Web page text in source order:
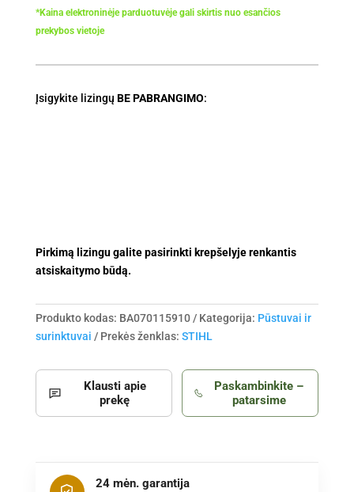
*Kaina elektroninėje parduotuvėje gali skirtis nuo esančios
prekybos vietoje
Įsigykite lizingų BE PABRANGIMO:
Pirkimą lizingu galite pasirinkti krepšelyje renkantis
atsiskaitymo būdą.
Produkto kodas: BA070115910 Kategorija: Pūstuvai ir
surinktuvai
Prekės ženklas: STIHL
Klausti apie
prekę
Paskambinkite –
patarsime
24 mėn. garantija